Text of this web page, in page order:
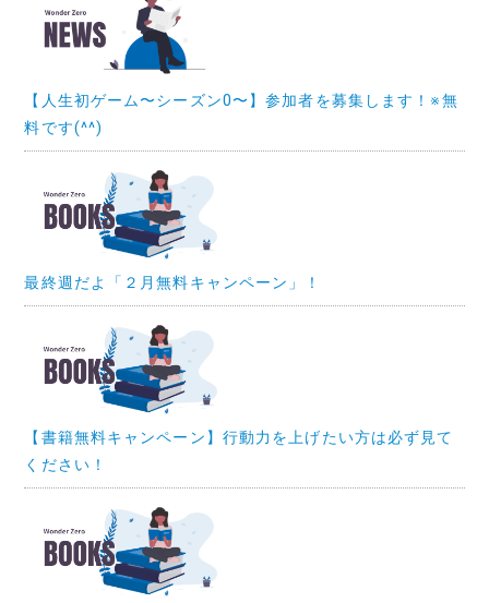
【人生初ゲーム〜シーズン0〜】参加者を募集します！※無
料です(^^)
最終週だよ「２月無料キャンペーン」！
【書籍無料キャンペーン】行動力を上げたい方は必ず見て
ください！